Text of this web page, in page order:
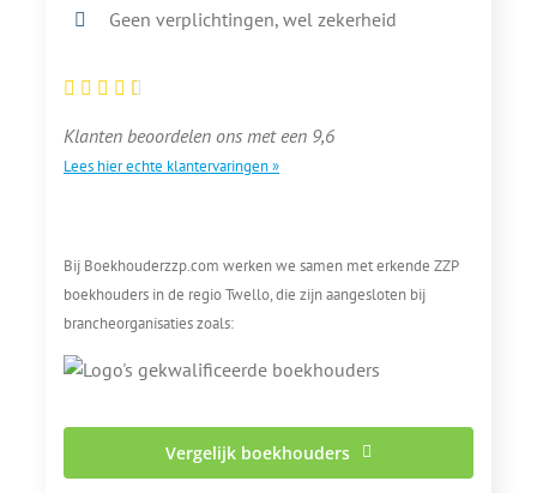
Geen verplichtingen, wel zekerheid
Klanten beoordelen ons met een 9,6
Lees hier echte klantervaringen »
Bij Boekhouderzzp.com werken we samen met erkende ZZP
boekhouders in de regio Twello, die zijn aangesloten bij
brancheorganisaties zoals:
Vergelijk boekhouders